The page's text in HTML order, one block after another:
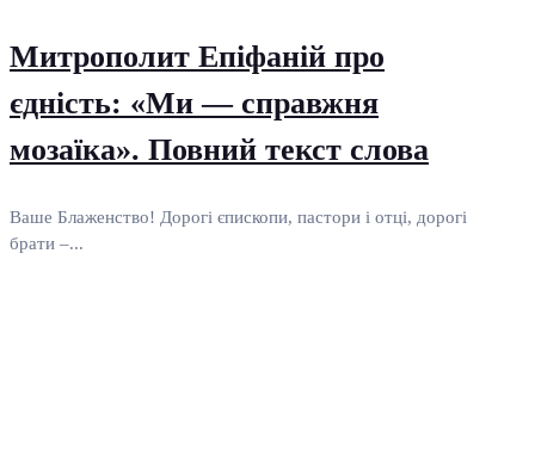
Митрополит Епіфаній про
єдність: «Ми — справжня
мозаїка». Повний текст слова
Ваше Блаженство! Дорогі єпископи, пастори і отці, дорогі
брати –...